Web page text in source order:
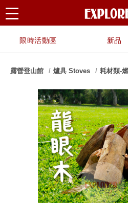
限時活動區 新品
露營登山館 爐具 Stoves 耗材類-